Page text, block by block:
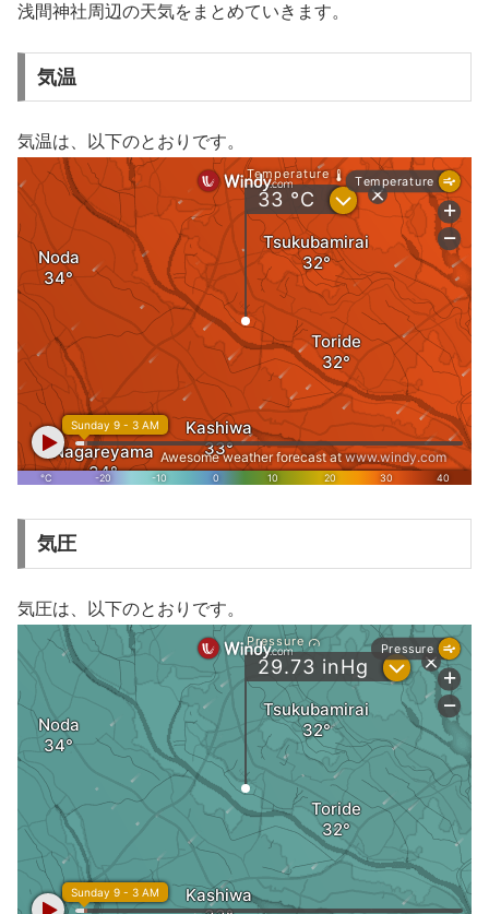
浅間神社周辺の天気をまとめていきます。
気温
気温は、以下のとおりです。
気圧
気圧は、以下のとおりです。